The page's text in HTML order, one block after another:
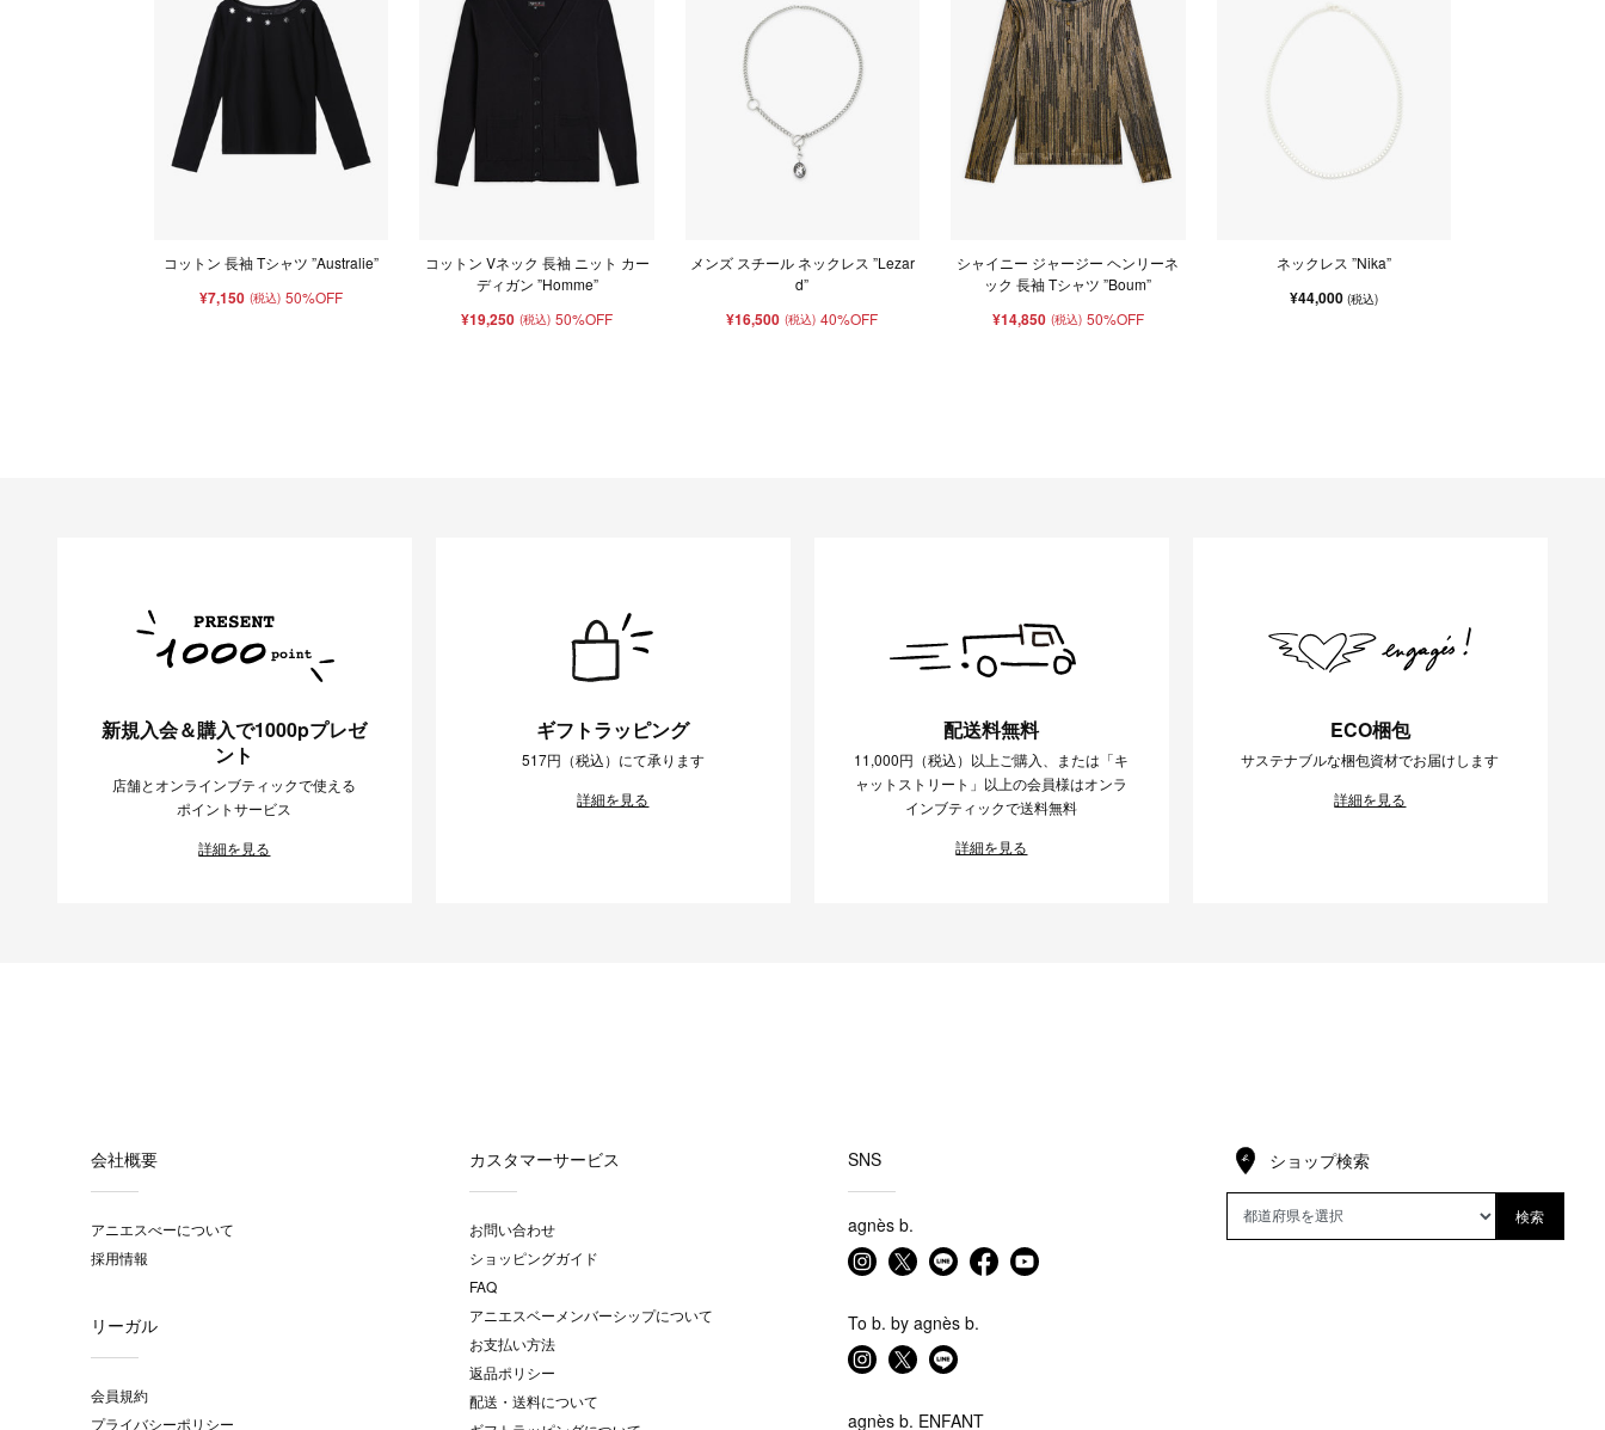
コットン 長袖 Tシャツ ”Australie”
¥7,150 (税込) 50%OFF
コットン Vネック 長袖 ニット カー
ディガン ”Homme”
¥19,250 (税込) 50%OFF
メンズ スチール ネックレス ”Lezar
d”
¥16,500 (税込) 40%OFF
シャイニー ジャージー ヘンリーネ
ック 長袖 Tシャツ ”Boum”
¥14,850 (税込) 50%OFF
ネックレス ”Nika”
¥44,000 (税込)
新規入会＆購入で1000pプレゼ
ント
店舗とオンラインブティックで使える
ポイントサービス
詳細を見る
ギフトラッピング
517円（税込）にて承ります
詳細を見る
配送料無料
11,000円（税込）以上ご購入、または「キ
ャットストリート」以上の会員様はオンラ
インブティックで送料無料
詳細を見る
ECO梱包
サステナブルな梱包資材でお届けします
詳細を見る
会社概要
アニエスべーについて
採用情報
リーガル
会員規約
プライバシーポリシー
カスタマーサービス
お問い合わせ
ショッピングガイド
FAQ
アニエスベーメンバーシップについて
お支払い方法
返品ポリシー
配送・送料について
SNS
agnès b.
To b. by agnès b.
agnès b. ENFANT
ショップ検索
検索